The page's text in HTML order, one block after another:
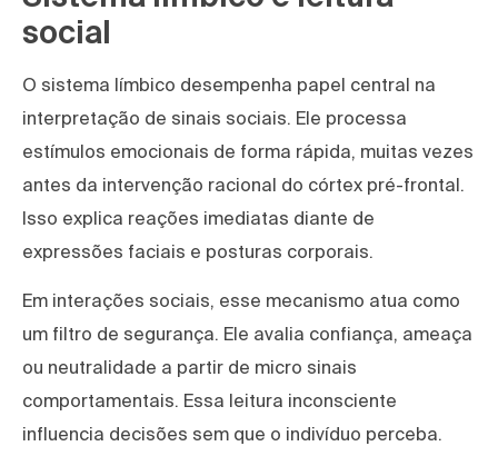
social
O sistema límbico desempenha papel central na
interpretação de sinais sociais. Ele processa
estímulos emocionais de forma rápida, muitas vezes
antes da intervenção racional do córtex pré-frontal.
Isso explica reações imediatas diante de
expressões faciais e posturas corporais.
Em interações sociais, esse mecanismo atua como
um filtro de segurança. Ele avalia confiança, ameaça
ou neutralidade a partir de micro sinais
comportamentais. Essa leitura inconsciente
influencia decisões sem que o indivíduo perceba.